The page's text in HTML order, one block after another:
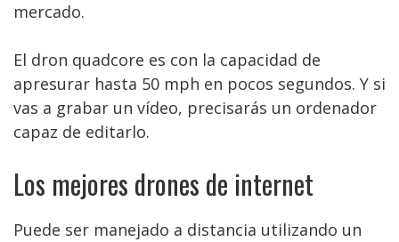
mercado.
El dron quadcore es con la capacidad de
apresurar hasta 50 mph en pocos segundos. Y si
vas a grabar un vídeo, precisarás un ordenador
capaz de editarlo.
Los mejores drones de internet
Puede ser manejado a distancia utilizando un